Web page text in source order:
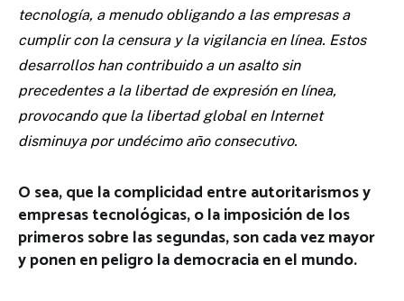
tecnología, a menudo obligando a las empresas a
cumplir con la censura y la vigilancia en línea. Estos
desarrollos han contribuido a un asalto sin
precedentes a la libertad de expresión en línea,
provocando que la libertad global en Internet
disminuya por undécimo año consecutivo.
O sea, que la complicidad entre autoritarismos y
empresas tecnológicas, o la imposición de los
primeros sobre las segundas, son cada vez mayor
y ponen en peligro la democracia en el mundo.